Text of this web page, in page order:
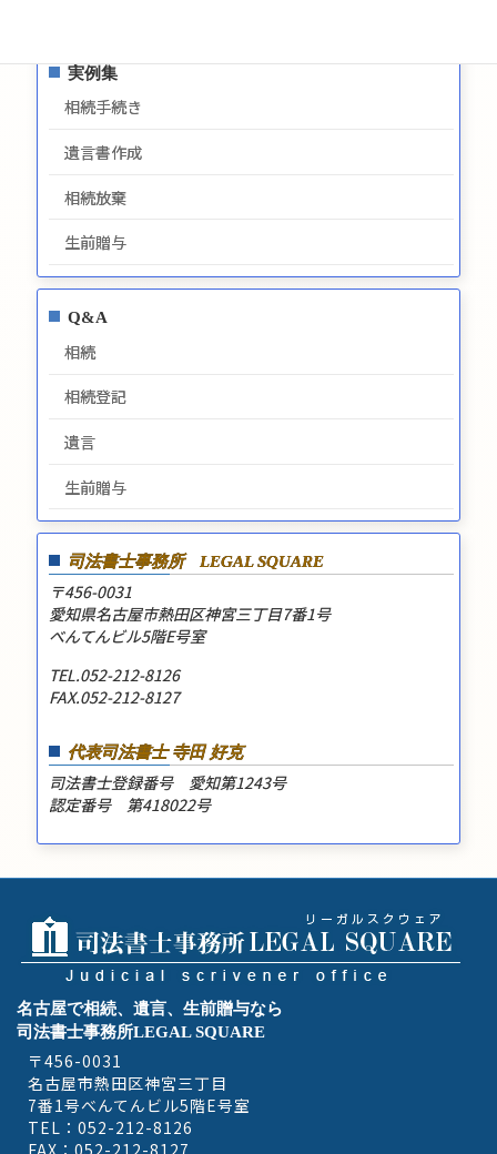
実例集
相続手続き
遺言書作成
相続放棄
生前贈与
Q&A
相続
相続登記
遺言
生前贈与
司法書士事務所 LEGAL SQUARE
〒456-0031
愛知県名古屋市熱田区神宮三丁目7番1号
べんてんビル5階E号室
TEL.052-212-8126
FAX.052-212-8127
代表司法書士 寺田 好克
司法書士登録番号 愛知第1243号
認定番号 第418022号
名古屋で相続、遺言、生前贈与なら
司法書士事務所LEGAL SQUARE
〒456-0031
名古屋市熱田区神宮三丁目
7番1号べんてんビル5階E号室
TEL：052-212-8126